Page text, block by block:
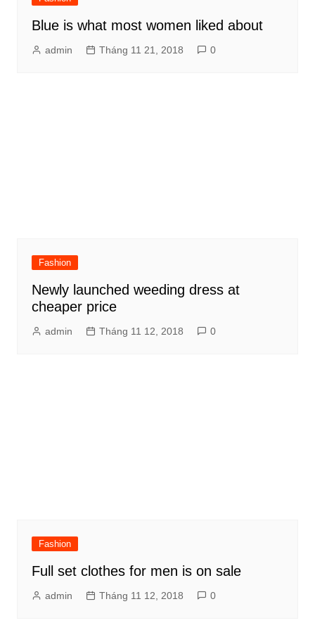
Blue is what most women liked about
admin Tháng 11 21, 2018 0
Fashion
Newly launched weeding dress at
cheaper price
admin Tháng 11 12, 2018 0
Fashion
Full set clothes for men is on sale
admin Tháng 11 12, 2018 0